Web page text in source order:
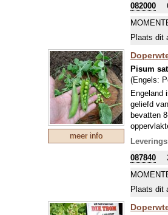
Het
voor
de
bloei
voor een
082000
Plaats dit
meer info
Pisum
(Engels:
Engeland
geliefd
bevatten
Leuke
was de
087840
Plaats dit